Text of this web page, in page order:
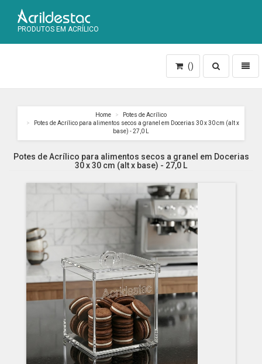
PRODUTOS EM ACRÍLICO
Toggle
search
()
Home
Potes de Acrílico
Potes de Acrílico para alimentos secos a granel em Docerias 30 x 30 cm (alt x
base) - 27,0 L
Potes de Acrílico para alimentos secos a granel em Docerias
30 x 30 cm (alt x base) - 27,0 L